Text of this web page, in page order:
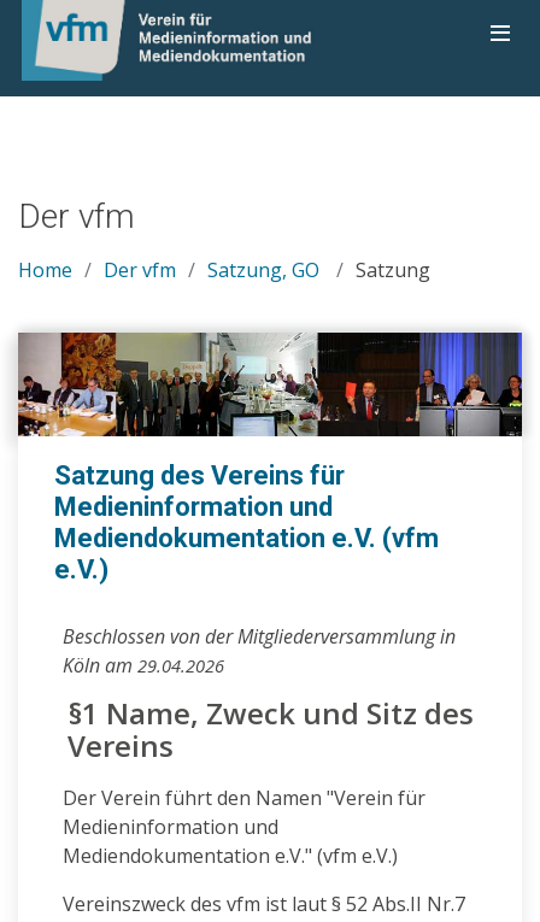
Der vfm
Home Der vfm Satzung, GO Satzung
Satzung des Vereins für
Medieninformation und
Mediendokumentation e.V. (vfm
e.V.)
Beschlossen von der Mitgliederversammlung in
Köln am 29.04.2026
§1 Name, Zweck und Sitz des
Vereins
Der Verein führt den Namen "Verein für
Medieninformation und
Mediendokumentation e.V." (vfm e.V.)
Vereinszweck des vfm ist laut § 52 Abs.II Nr.7